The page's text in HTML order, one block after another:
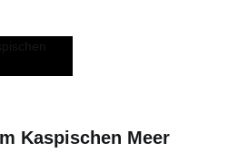
Kaspischen Meer